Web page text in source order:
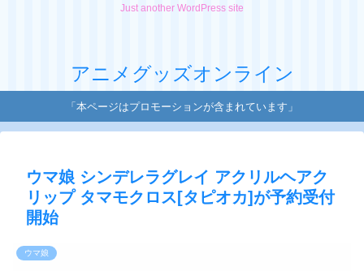
Just another WordPress site
アニメグッズオンライン
「本ページはプロモーションが含まれています」
ウマ娘 シンデレラグレイ アクリルヘアク
リップ タマモクロス[タピオカ]が予約受付
開始
ウマ娘